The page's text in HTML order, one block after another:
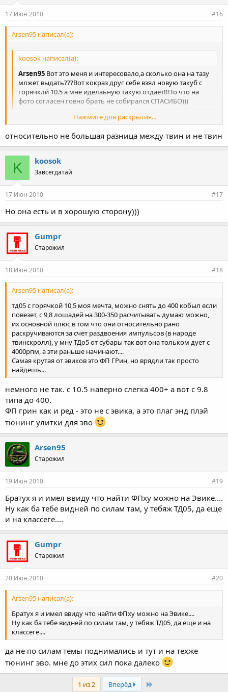
17 Июн 2010 #16
Arsen95 написал(а):
koosok написал(а):
Arsen95 Вот это меня и интересовало,а сколько она на тазу
млжет выдать???Вот кокраз друг себе взял новую такуб с
горячклй 10.5 а мне иделаьную такую отдает!!!То что на
фото согласен говно брать не собирался СПАСИБО)))
Нажмите для раскрытия...
тд05 с горячкой 10,5 моя мечта, можно снять до 400 кобыл если
повезет, с 9,8 лошадей на 300-350 расчитывать думаю можно,
их основной плюс в том что они относительно рано
раскручиваются за счет раздвоения импульсов (в народе
твинскролл), у мну ТДо5 от субары так вот она тольком дует с
4000рпм, а эти раньше начинают....
Самая крутая от эвиков это ФП ГРин, но врядли так просто
найдешь...
Нажмите для раскрытия...
относительно не большая разница между твин и не твин
K koosok
Завсегдатай
17 Июн 2010 #17
Но она есть и в хорошую сторону)))
Gumpr
Старожил
18 Июн 2010 #18
Arsen95 написал(а):
тд05 с горячкой 10,5 моя мечта, можно снять до 400 кобыл если
повезет, с 9,8 лошадей на 300-350 расчитывать думаю можно,
их основной плюс в том что они относительно рано
раскручиваются за счет раздвоения импульсов (в народе
твинскролл), у мну ТДо5 от субары так вот она тольком дует с
4000рпм, а эти раньше начинают....
Самая крутая от эвиков это ФП ГРин, но врядли так просто
найдешь...
немного не так. с 10.5 наверно слегка 400+ а вот с 9.8
типа до 400.
ФП грин как и ред - это не с эвика, а это плаг энд плэй
тюнинг улитки для эво
Arsen95
Старожил
19 Июн 2010 #19
Братух я и имел ввиду что найти ФПху можно на Эвике....
Ну как ба тебе видней по силам там, у тебяж ТД05, да еще
и на классеге....
Gumpr
Старожил
20 Июн 2010 #20
Arsen95 написал(а):
Братух я и имел ввиду что найти ФПху можно на Эвике....
Ну как ба тебе видней по силам там, у тебяж ТД05, да еще и на
классеге....
да не по силам темы поднимались и тут и на техже
тюнинг эво. мне до этих сил пока далеко
1 из 2 Вперёд Last